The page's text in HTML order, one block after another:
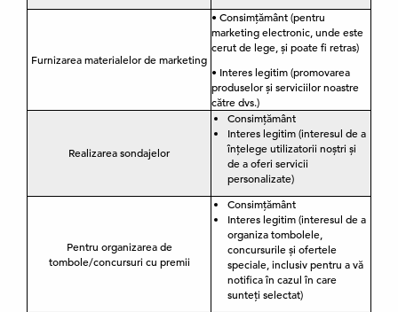
Furnizarea materialelor de marketing
• Consimțământ (pentru
marketing electronic, unde este
cerut de lege, și poate fi retras)
• Interes legitim (promovarea
produselor și serviciilor noastre
către dvs.)
Realizarea sondajelor
Consimțământ
Interes legitim (interesul de a
înțelege utilizatorii noștri și
de a oferi servicii
personalizate)
Pentru organizarea de
tombole/concursuri cu premii
Consimțământ
Interes legitim (interesul de a
organiza tombolele,
concursurile și ofertele
speciale, inclusiv pentru a vă
notifica în cazul în care
sunteți selectat)